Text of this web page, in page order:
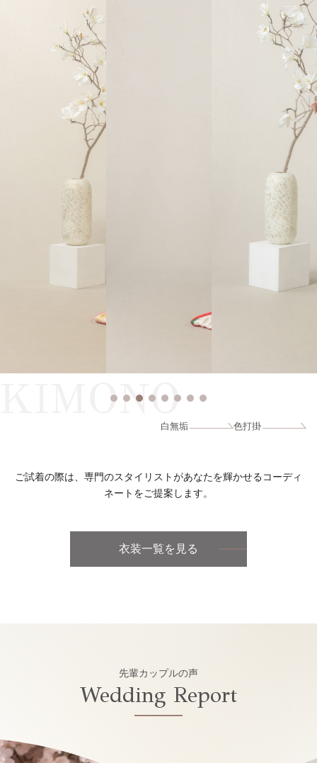
KIMONO
白無垢 色打掛
ご試着の際は、専門のスタイリストがあなたを輝かせるコーディ
ネートをご提案します。
衣装一覧を見る
先輩カップルの声
Wedding Report